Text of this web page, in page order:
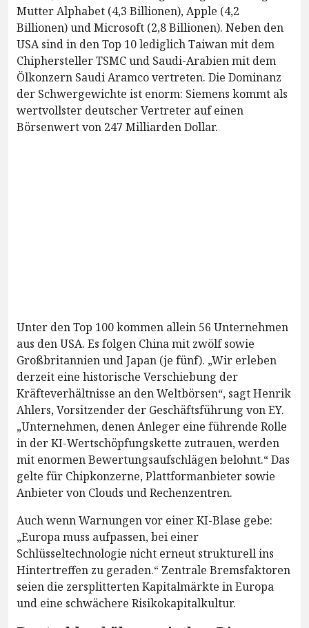
Mutter Alphabet (4,3 Billionen), Apple (4,2
Billionen) und Microsoft (2,8 Billionen). Neben den
USA sind in den Top 10 lediglich Taiwan mit dem
Chiphersteller TSMC und Saudi-Arabien mit dem
Ölkonzern Saudi Aramco vertreten. Die Dominanz
der Schwergewichte ist enorm: Siemens kommt als
wertvollster deutscher Vertreter auf einen
Börsenwert von 247 Milliarden Dollar.
Unter den Top 100 kommen allein 56 Unternehmen
aus den USA. Es folgen China mit zwölf sowie
Großbritannien und Japan (je fünf). „Wir erleben
derzeit eine historische Verschiebung der
Kräfteverhältnisse an den Weltbörsen“, sagt Henrik
Ahlers, Vorsitzender der Geschäftsführung von EY.
„Unternehmen, denen Anleger eine führende Rolle
in der KI-Wertschöpfungskette zutrauen, werden
mit enormen Bewertungsaufschlägen belohnt.“ Das
gelte für Chipkonzerne, Plattformanbieter sowie
Anbieter von Clouds und Rechenzentren.
Auch wenn Warnungen vor einer KI-Blase gebe:
„Europa muss aufpassen, bei einer
Schlüsseltechnologie nicht erneut strukturell ins
Hintertreffen zu geraden.“ Zentrale Bremsfaktoren
seien die zersplitterten Kapitalmärkte in Europa
und eine schwächere Risikokapitalkultur.